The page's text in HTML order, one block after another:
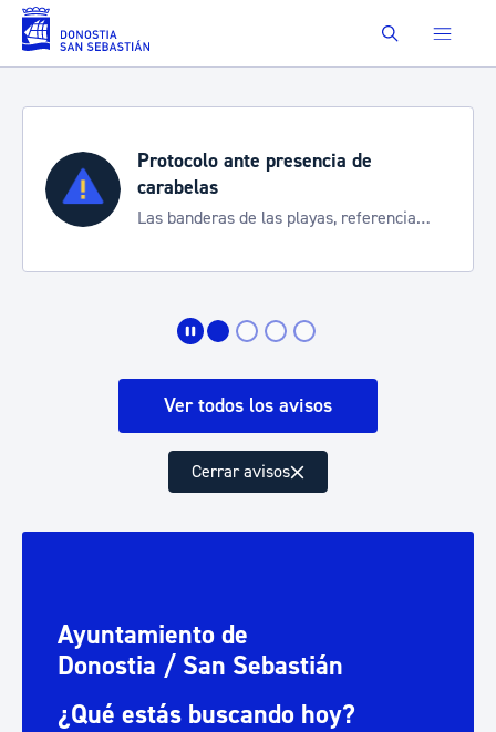
Saltar al contenido principal Buscar
presencia de
las playas, referencia
Semana Grande
Cortes de tráfico
de transporte
Ver todos los avisos
Cerrar avisos
Ayuntamiento de
Donostia / San Sebastián
¿Qué estás buscando hoy?